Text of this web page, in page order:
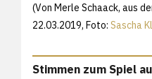
(Von Merle Schaack, aus
22.03.2019, Foto: Sascha
Stimmen zum Spiel